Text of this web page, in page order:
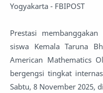
Yogyakarta - FBIPOST
Prestasi
siswa Kemala Taruna
American Mathematics
bergengsi tingkat
Sabtu, 8 November 2025,